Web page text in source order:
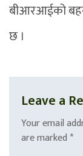
बीआरआईको
छ ।
Leave a
Your email
are marked *